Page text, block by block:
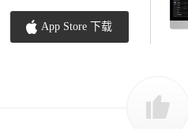
App Store 下载